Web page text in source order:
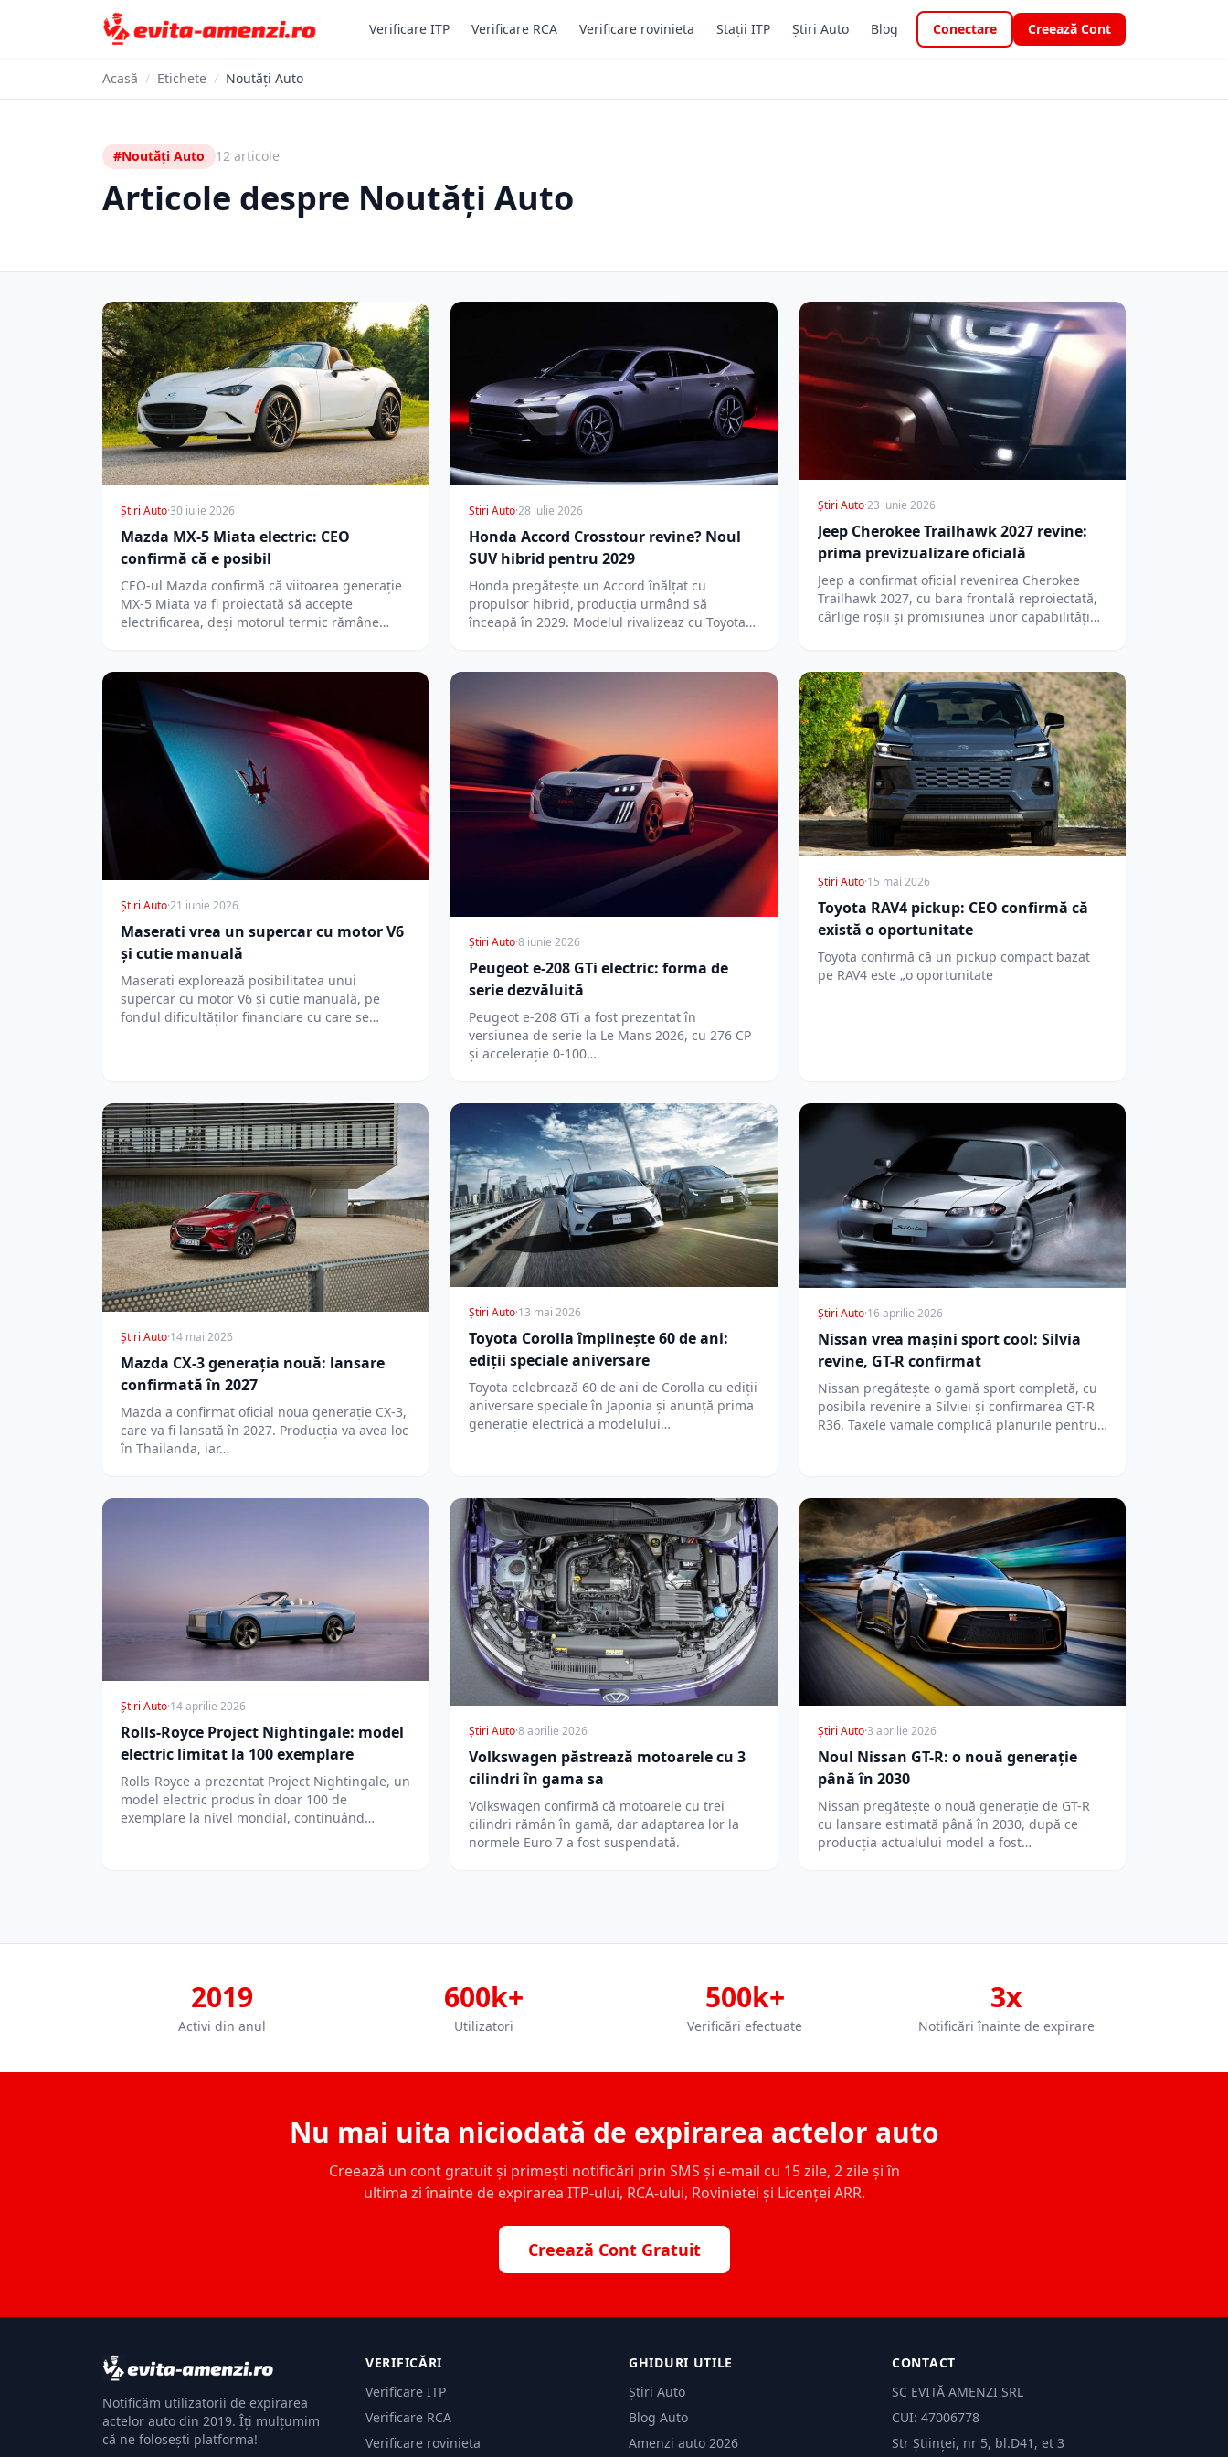
Verificare ITP Verificare RCA Verificare rovinieta Stații ITP Știri Auto Blog Conectare Creează Cont
Acasă / Etichete / Noutăți Auto
#Noutăți Auto 12 articole
Articole despre Noutăți Auto
Știri Auto·30 iulie 2026
Mazda MX-5 Miata electric: CEO
confirmă că e posibil
CEO-ul Mazda confirmă că viitoarea generație
MX-5 Miata va fi proiectată să accepte
electrificarea, deși motorul termic rămâne
Știri Auto·28 iulie 2026
Honda Accord Crosstour revine? Noul
SUV hibrid pentru 2029
Honda pregătește un Accord înălțat cu
propulsor hibrid, producția urmând să
înceapă în 2029. Modelul rivalizeaz cu Toyota
Știri Auto·23 iunie 2026
Jeep Cherokee Trailhawk 2027 revine:
prima previzualizare oficială
Jeep a confirmat oficial revenirea Cherokee
Trailhawk 2027, cu bara frontală reproiectată,
cârlige roșii și promisiunea unor capabilități
Știri Auto·21 iunie 2026
Maserati vrea un supercar cu motor V6
și cutie manuală
Maserati explorează posibilitatea unui
supercar cu motor V6 și cutie manuală, pe
fondul dificultăților financiare cu care se
Știri Auto·8 iunie 2026
Peugeot e-208 GTi electric: forma de
serie dezvăluită
Peugeot e-208 GTi a fost prezentat în
versiunea de serie la Le Mans 2026, cu 276 CP
și accelerație 0-100…
Știri Auto·15 mai 2026
Toyota RAV4 pickup: CEO confirmă că
există o oportunitate
Toyota confirmă că un pickup compact bazat
pe RAV4 este „o oportunitate
Știri Auto·14 mai 2026
Mazda CX-3 generația nouă: lansare
confirmată în 2027
Mazda a confirmat oficial noua generație CX-3,
care va fi lansată în 2027. Producția va avea loc
în Thailanda, iar…
Știri Auto·13 mai 2026
Toyota Corolla împlinește 60 de ani:
ediții speciale aniversare
Toyota celebrează 60 de ani de Corolla cu ediții
aniversare speciale în Japonia și anunță prima
generație electrică a modelului…
Știri Auto·16 aprilie 2026
Nissan vrea mașini sport cool: Silvia
revine, GT-R confirmat
Nissan pregătește o gamă sport completă, cu
posibila revenire a Silviei și confirmarea GT-R
R36. Taxele vamale complică planurile pentru…
Știri Auto·14 aprilie 2026
Rolls-Royce Project Nightingale: model
electric limitat la 100 exemplare
Rolls-Royce a prezentat Project Nightingale, un
model electric produs în doar 100 de
exemplare la nivel mondial, continuând
Știri Auto·8 aprilie 2026
Volkswagen păstrează motoarele cu 3
cilindri în gama sa
Volkswagen confirmă că motoarele cu trei
cilindri rămân în gamă, dar adaptarea lor la
normele Euro 7 a fost suspendată.
Știri Auto·3 aprilie 2026
Noul Nissan GT-R: o nouă generație
până în 2030
Nissan pregătește o nouă generație de GT-R
cu lansare estimată până în 2030, după ce
producția actualului model a fost…
2019
Activi din anul
600k+
Utilizatori
500k+
Verificări efectuate
3x
Notificări înainte de expirare
Nu mai uita niciodată de expirarea actelor auto
Creează un cont gratuit și primești notificări prin SMS și e-mail cu 15 zile, 2 zile și în
ultima zi înainte de expirarea ITP-ului, RCA-ului, Rovinietei și Licenței ARR.
Creează Cont Gratuit
Notificăm utilizatorii de expirarea
actelor auto din 2019. Îți mulțumim
că ne folosești platforma!
VERIFICĂRI
Verificare ITP
Verificare RCA
Verificare rovinieta
GHIDURI UTILE
Știri Auto
Blog Auto
Amenzi auto 2026
CONTACT
SC EVITĂ AMENZI SRL
CUI: 47006778
Str Științei, nr 5, bl.D41, et 3